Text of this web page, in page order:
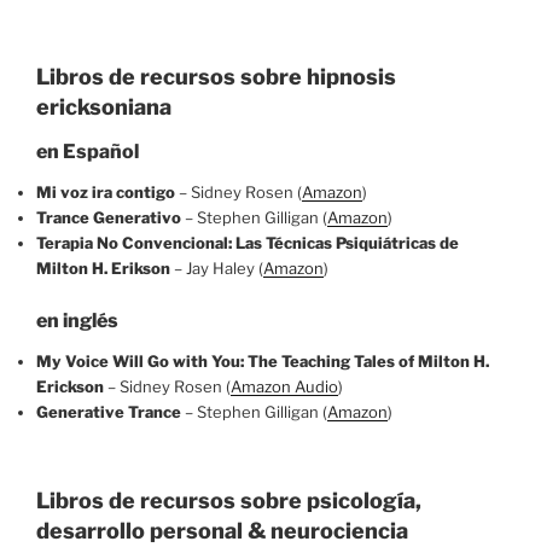
Libros de recursos sobre hipnosis
ericksoniana
en Español
Mi voz ira contigo– Sidney Rosen (Amazon)
Trance Generativo– Stephen Gilligan (Amazon)
Terapia No Convencional: Las Técnicas Psiquiátricas de
Milton H. Erikson– Jay Haley (Amazon)
en inglés
My Voice Will Go with You: The Teaching Tales of Milton H.
Erickson– Sidney Rosen (Amazon Audio)
Generative Trance– Stephen Gilligan (Amazon)
Libros de recursos sobre psicología,
desarrollo personal & neurociencia